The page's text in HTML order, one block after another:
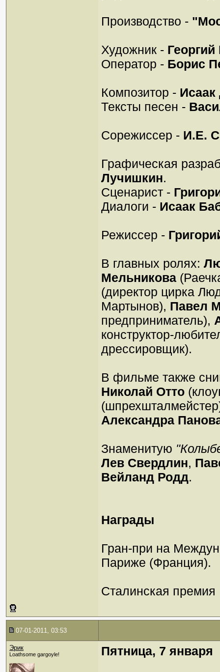
Производство -
Художник -
Оператор - Борис
Композитор - Исаак
Тексты песен -
Сорежиссер - И.Е.
Графическая
Лучишкин.
Сценарист -
Диалоги - Исаак
Режиссер -
В главных ролях:
Мельникова
(директор цирка
Мартынов), Павел
предприниматель),
конструктор-
дрессировщик).
В фильме также
Николай Отто
Александра
Знаменитую
Лев Свердлин,
Вейланд Родд.
Награды
Гран-при на
Париже (Франция).
Сталинская премия
07-01-2011, 03:53
Эрик
Loathsome gargoyle! Пятница, 7 января